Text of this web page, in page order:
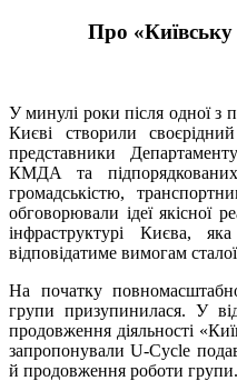
Про «Київську
У минулі роки після одної з
Києві створили
представники
КМДА та
громадськістю,
обговорювали ідеї якісної
інфраструктурі Києва,
відповідатиме вимогам
На початку
групи призупинилася. У
продовження діяльності
запропонували U-Cycle
й продовження роботи групи.